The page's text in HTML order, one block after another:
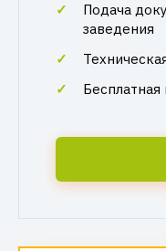
Подача
заведения